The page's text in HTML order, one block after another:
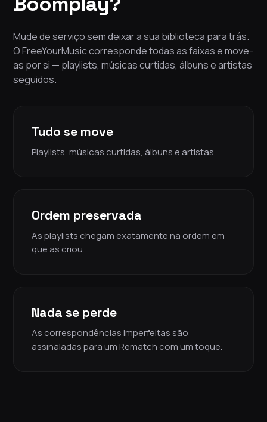
Mude de serviço sem deixar a sua biblioteca para trás.
O FreeYourMusic corresponde todas as faixas e move-
as por si — playlists, músicas curtidas, álbuns e artistas
seguidos.
Tudo se move
Playlists, músicas curtidas, álbuns e artistas.
Ordem preservada
As playlists chegam exatamente na ordem em
que as criou.
Nada se perde
As correspondências imperfeitas são
assinaladas para um Rematch com um toque.